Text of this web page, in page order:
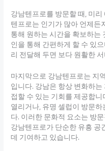
강남텐프로를 방문할 때, 미
텐프로는 인기가 많아 언제든
통해 원하는 시간을 확보하
인을 통해 간편하게 할 수 있
리 전달해 두면 보다 원활한
마지막으로 강남텐프로는 지
입니다. 강남은 항상 변화하
접할 수 있는 기회를 제공합
열리거나, 유명 셀럽이 방문
다. 이러한 문화적 요소는 방
강남텐프로가 단순한 유흥
데 기여하고 있습니다.